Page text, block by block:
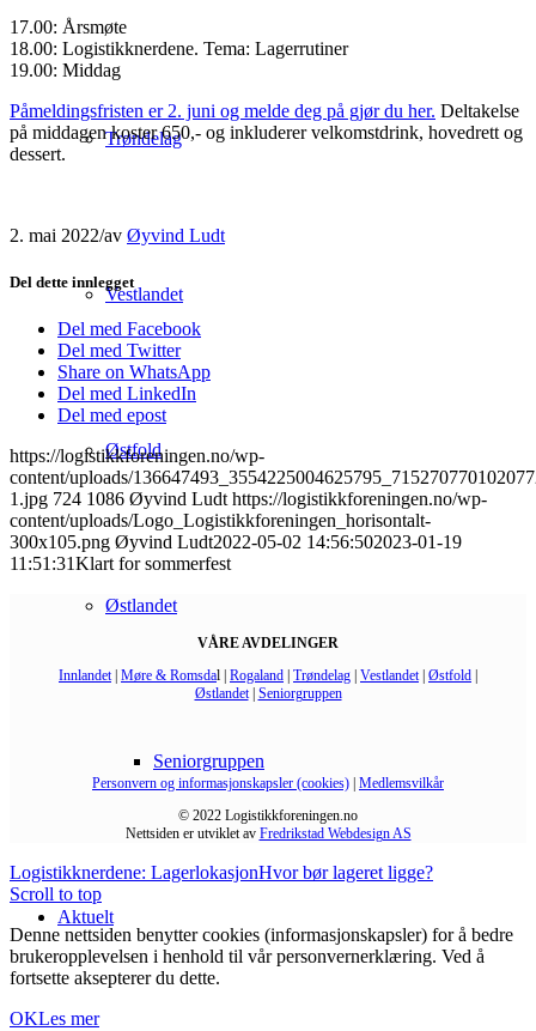
Trøndelag
Vestlandet
Østfold
Østlandet
Seniorgruppen
Aktuelt
17.00: Årsmøte
18.00: Logistikknerdene. Tema: Lagerrutiner
19.00: Middag
Påmeldingsfristen er 2. juni og melde deg på gjør du her. Deltakelse
på middagen koster 650,- og inkluderer velkomstdrink, hovedrett og
dessert.
2. mai 2022/av Øyvind Ludt
Del dette innlegget
Del med Facebook
Del med Twitter
Share on WhatsApp
Del med LinkedIn
Del med epost
https://logistikkforeningen.no/wp-
content/uploads/
1.jpg 724 1086 Øyvind Ludt https://logistikkforeningen.no/wp-
content/uploads/Logo_Logistikkforeningen_horisontalt-
300x105.png Øyvind Ludt2022-05-02 14:56:502023-01-19
11:51:31Klart for sommerfest
VÅRE AVDELINGER
Innlandet| Møre & Romsdal | Rogaland Trøndelag Vestlandet| Østfold
Østlandet| Seniorgruppen
Personvern og informasjonskapsler (cookies) Medlemsvilkår
© 2022 Logistikkforeningen.no
Nettsiden er utviklet av Fredrikstad Webdesign AS
Logistikknerdene: LagerlokasjonHvor bør lageret ligge?
Scroll to top
Denne nettsiden benytter cookies (informasjonskapsler) for å bedre
brukeropplevelsen i henhold til vår personvernerklæring. Ved å
fortsette aksepterer du dette.
OKLes mer